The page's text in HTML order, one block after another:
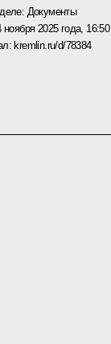
Документы
ноября 2025 года, 16:50
kremlin.ru/d/78384